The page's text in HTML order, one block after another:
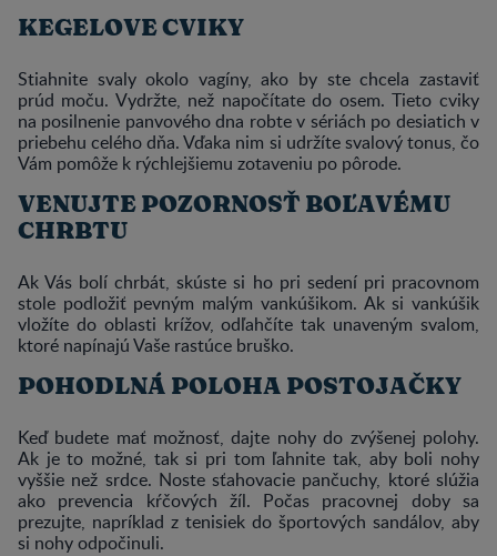
KEGELOVE CVIKY
Stiahnite svaly okolo vagíny, ako by ste chcela zastaviť
prúd moču. Vydržte, než napočítate do osem. Tieto cviky
na posilnenie panvového dna robte v sériách po desiatich v
priebehu celého dňa. Vďaka nim si udržíte svalový tonus, čo
Vám pomôže k rýchlejšiemu zotaveniu po pôrode.
VENUJTE POZORNOSŤ BOĽAVÉMU
CHRBTU
Ak Vás bolí chrbát, skúste si ho pri sedení pri pracovnom
stole podložiť pevným malým vankúšikom. Ak si vankúšik
vložíte do oblasti krížov, odľahčíte tak unaveným svalom,
ktoré napínajú Vaše rastúce bruško.
POHODLNÁ POLOHA POSTOJAČKY
Keď budete mať možnosť, dajte nohy do zvýšenej polohy.
Ak je to možné, tak si pri tom ľahnite tak, aby boli nohy
vyššie než srdce. Noste sťahovacie pančuchy, ktoré slúžia
ako prevencia kŕčových žíl. Počas pracovnej doby sa
prezujte, napríklad z tenisiek do športových sandálov, aby
si nohy odpočinuli.